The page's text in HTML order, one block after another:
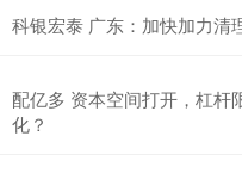
科银宏泰 广东：加快加力清
配亿多 资本空间打开，杠杆
化？